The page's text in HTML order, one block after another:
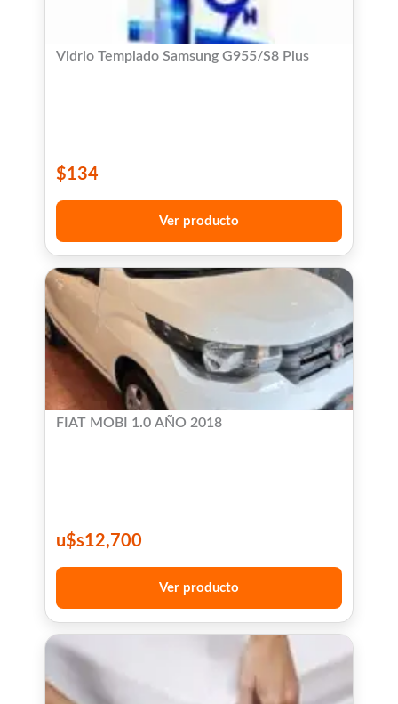
Vidrio Templado Samsung G955/S8 Plus
$134
Ver producto
FIAT MOBI 1.0 AÑO 2018
u$s12,700
Ver producto